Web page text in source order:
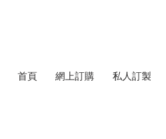
首頁 網上訂購 私人訂製